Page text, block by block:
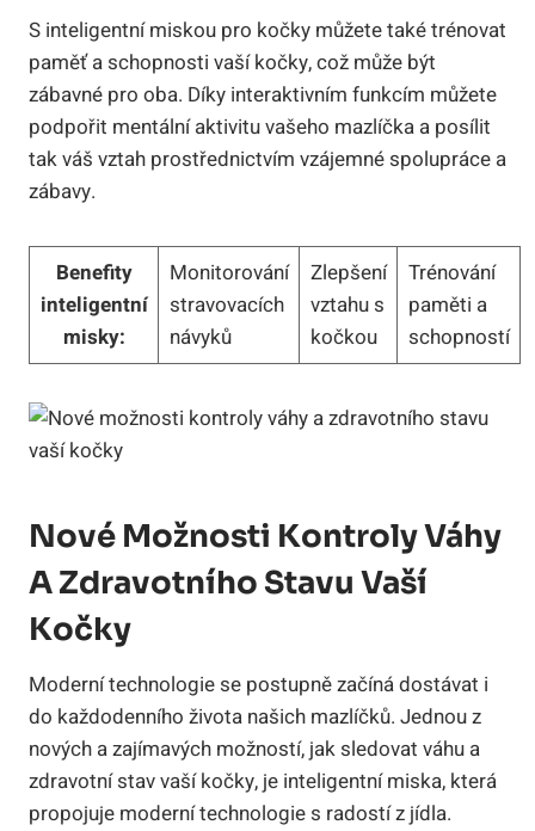
S inteligentní miskou pro kočky můžete také trénovat
paměť a schopnosti vaší kočky, což může být
zábavné pro oba. Díky interaktivním funkcím můžete
podpořit mentální aktivitu vašeho mazlíčka a posílit
tak váš vztah prostřednictvím vzájemné spolupráce a
zábavy.
Benefity
inteligentní
misky:
Monitorování
stravovacích
návyků
Zlepšení
vztahu s
kočkou
Trénování
paměti a
schopností
Nové Možnosti Kontroly Váhy
A Zdravotního Stavu Vaší
Kočky
Moderní technologie se postupně začíná dostávat i
do každodenního života našich mazlíčků. Jednou z
nových a zajímavých možností, jak sledovat váhu a
zdravotní stav vaší kočky, je inteligentní miska, která
propojuje moderní technologie s radostí z jídla.